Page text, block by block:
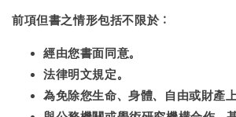
前項但書之情形包括不限於：
經由您書面同意。
法律明文規定。
為免除您生命、身體、自由或財產上